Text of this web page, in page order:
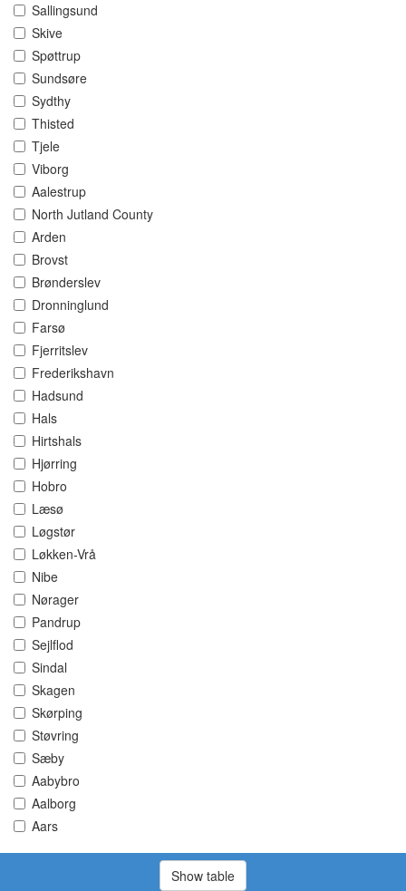
Sallingsund
Skive
Spøttrup
Sundsøre
Sydthy
Thisted
Tjele
Viborg
Aalestrup
North Jutland County
Arden
Brovst
Brønderslev
Dronninglund
Farsø
Fjerritslev
Frederikshavn
Hadsund
Hals
Hirtshals
Hjørring
Hobro
Læsø
Løgstør
Løkken-Vrå
Nibe
Nørager
Pandrup
Sejlflod
Sindal
Skagen
Skørping
Støvring
Sæby
Aabybro
Aalborg
Aars
Show table